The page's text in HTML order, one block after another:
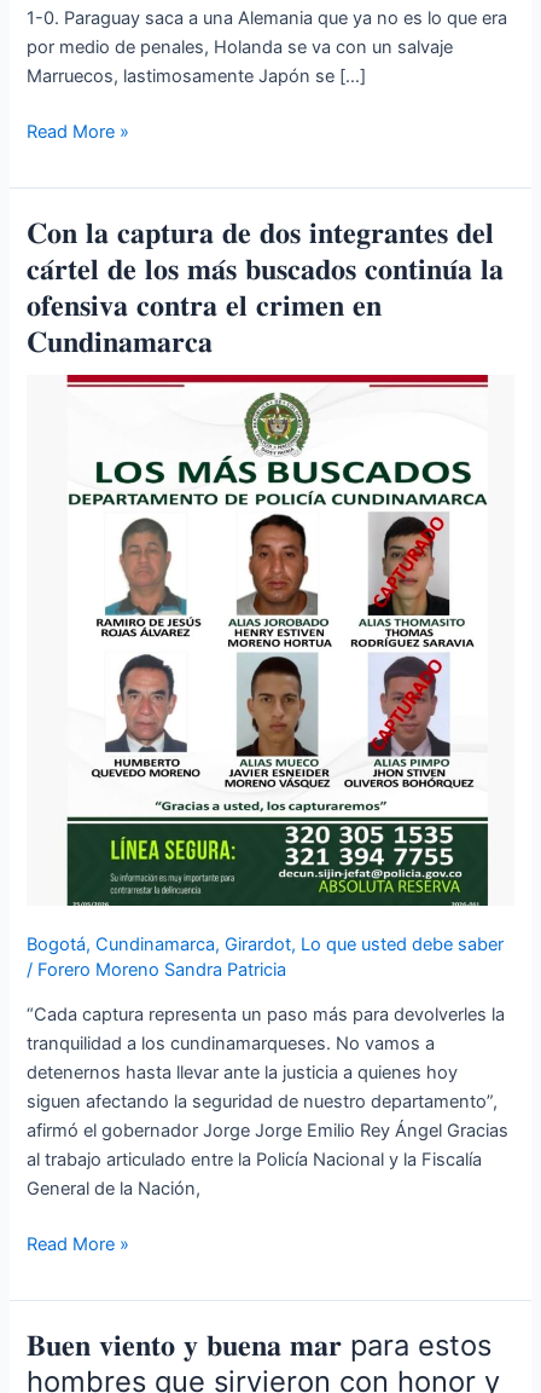
1-0. Paraguay saca a una Alemania que ya no es lo que era
por medio de penales, Holanda se va con un salvaje
Marruecos, lastimosamente Japón se […]
final.
Sigue
el
de
2026,
ya
dieciseisavos
de
final
Read More »
𝐂𝐨𝐧 𝐥𝐚 𝐜𝐚𝐩𝐭𝐮𝐫𝐚 𝐝𝐞 𝐝𝐨𝐬 𝐢𝐧𝐭𝐞𝐠𝐫𝐚𝐧𝐭𝐞𝐬 𝐝𝐞𝐥
𝐜𝐚́𝐫𝐭𝐞𝐥 𝐝𝐞 𝐥𝐨𝐬 𝐦𝐚́𝐬 𝐛𝐮𝐬𝐜𝐚𝐝𝐨𝐬 𝐜𝐨𝐧𝐭𝐢𝐧𝐮́𝐚 𝐥𝐚
𝐨𝐟𝐞𝐧𝐬𝐢𝐯𝐚 𝐜𝐨𝐧𝐭𝐫𝐚 𝐞𝐥 𝐜𝐫𝐢𝐦𝐞𝐧 𝐞𝐧
𝐂𝐮𝐧𝐝𝐢𝐧𝐚𝐦𝐚𝐫𝐜𝐚
Bogotá,Cundinamarca,Girardot, Lo que usted debe saber
/ Forero Moreno Sandra Patricia
“Cada captura representa un paso más para devolverles la
tranquilidad a los cundinamarqueses. No vamos a
detenernos hasta llevar ante la justicia a quienes hoy
siguen afectando la seguridad de nuestro departamento”,
afirmó el gobernador Jorge Jorge Emilio Rey Ángel Gracias
al trabajo articulado entre la Policía Nacional y la Fiscalía
General de la Nación,
𝐂𝐨𝐧
𝐜𝐚𝐩𝐭𝐮𝐫𝐚
𝐝𝐞
𝐝𝐨𝐬
𝐢𝐧𝐭𝐞𝐠𝐫𝐚𝐧𝐭𝐞𝐬
𝐂𝐮𝐧𝐝𝐢𝐧𝐚𝐦𝐚𝐫𝐜𝐚
Read More »
𝐁𝐮𝐞𝐧 𝐯𝐢𝐞𝐧𝐭𝐨 𝐲 𝐛𝐮𝐞𝐧𝐚 𝐦𝐚𝐫 para estos
hombres que sirvieron con honor y
𝐁𝐮𝐞𝐧
𝐯𝐢𝐞𝐧𝐭𝐨